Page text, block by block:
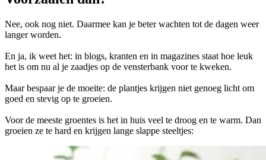
Nee, ook nog niet. Daarmee kan je beter wachten tot de dagen weer
langer worden.
En ja, ik weet het: in blogs, kranten en in magazines staat hoe leuk
het is om nu al je zaadjes op de vensterbank voor te kweken.
Maar bespaar je de moeite: de plantjes krijgen niet genoeg licht om
goed en stevig op te groeien.
Voor de meeste groentes is het in huis veel te droog en te warm. Dan
groeien ze te hard en krijgen lange slappe steeltjes: